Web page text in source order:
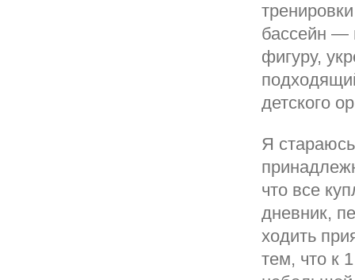
бассейн —
фигуру,
детского
Я
что все
дневник,
ходить
тем, что к